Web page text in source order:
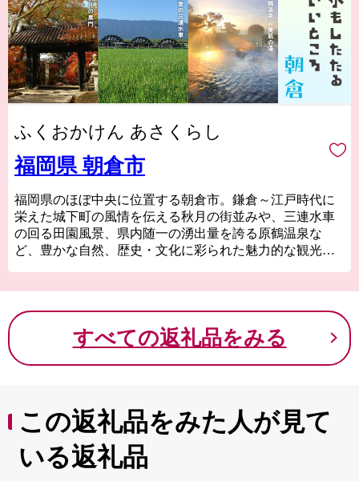
ふくおかけん あさくらし
福岡県 朝倉市
福岡県のほぼ中央に位置する朝倉市。鎌倉～江戸時代に
栄えた城下町の風情を伝える秋月の街並みや、三連水車
の回る田園風景、県内随一の湧出量を誇る原鶴温泉な
ど、豊かな自然、歴史・文化に彩られた魅力的な観光資
品等がお礼品としてもらえます。
すべての返礼品をみる
この返礼品をみた人が見て
いる返礼品